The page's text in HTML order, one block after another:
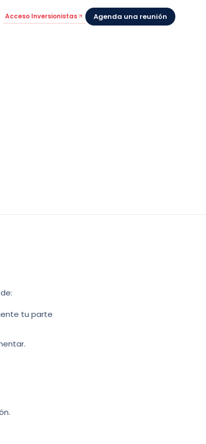
Acceso Inversionistas Agenda una reunión
tu parte